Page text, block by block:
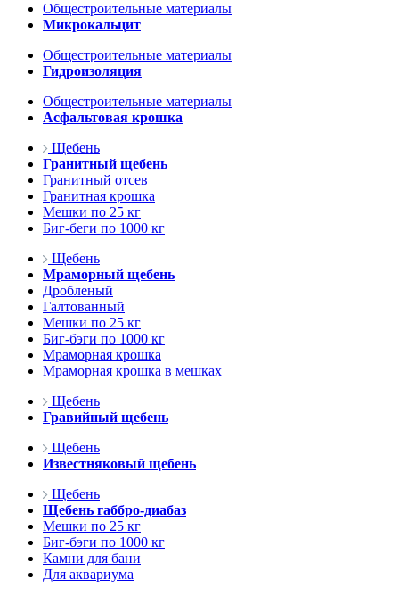
Общестроительные материалы
Микрокальцит
Общестроительные материалы
Гидроизоляция
Общестроительные материалы
Асфальтовая крошка
Щебень
Гранитный щебень
Гранитный отсев
Гранитная крошка
Мешки по 25 кг
Биг-беги по 1000 кг
Щебень
Мраморный щебень
Дробленый
Галтованный
Мешки по 25 кг
Биг-бэги по 1000 кг
Мраморная крошка
Мраморная крошка в мешках
Щебень
Гравийный щебень
Щебень
Известняковый щебень
Щебень
Щебень габбро-диабаз
Мешки по 25 кг
Биг-бэги по 1000 кг
Камни для бани
Для аквариума